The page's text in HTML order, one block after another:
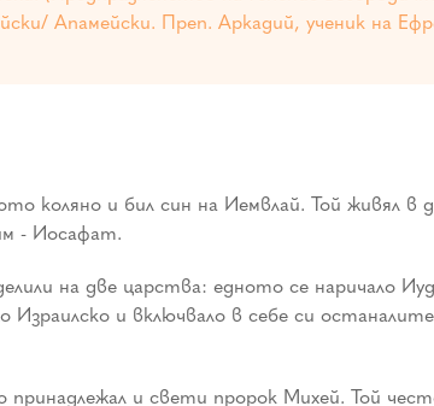
Апамейски. Преп. Аркадий, ученик на
коляно и бил син на Иемвлай. Той живял в
- Иосафат.
на две царства: едното се наричало
и включвало в себе си
и свети пророк Михей. Той